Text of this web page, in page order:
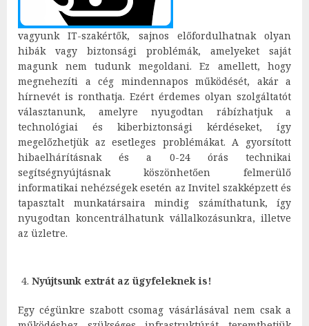
vagyunk IT-szakértők, sajnos előfordulhatnak olyan
hibák vagy biztonsági problémák, amelyeket saját
magunk nem tudunk megoldani. Ez amellett, hogy
megnehezíti a cég mindennapos működését, akár a
hírnevét is ronthatja. Ezért érdemes olyan szolgáltatót
választanunk, amelyre nyugodtan rábízhatjuk a
technológiai és kiberbiztonsági kérdéseket, így
megelőzhetjük az esetleges problémákat. A gyorsított
hibaelhárításnak és a 0-24 órás technikai
segítségnyújtásnak köszönhetően felmerülő
informatikai nehézségek esetén az Invitel szakképzett és
tapasztalt munkatársaira mindig számíthatunk, így
nyugodtan koncentrálhatunk vállalkozásunkra, illetve
az üzletre.
Nyújtsunk extrát az ügyfeleknek is!
Egy cégünkre szabott csomag vásárlásával nem csak a